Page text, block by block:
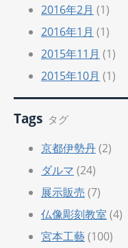
2016年2月 (1)
2016年1月 (1)
2015年11月 (1)
2015年10月 (1)
Tags タグ
京都伊勢丹(2)
ダルマ (24)
展示販売 (7)
仏像彫刻教室 (4)
宮本工藝(100)